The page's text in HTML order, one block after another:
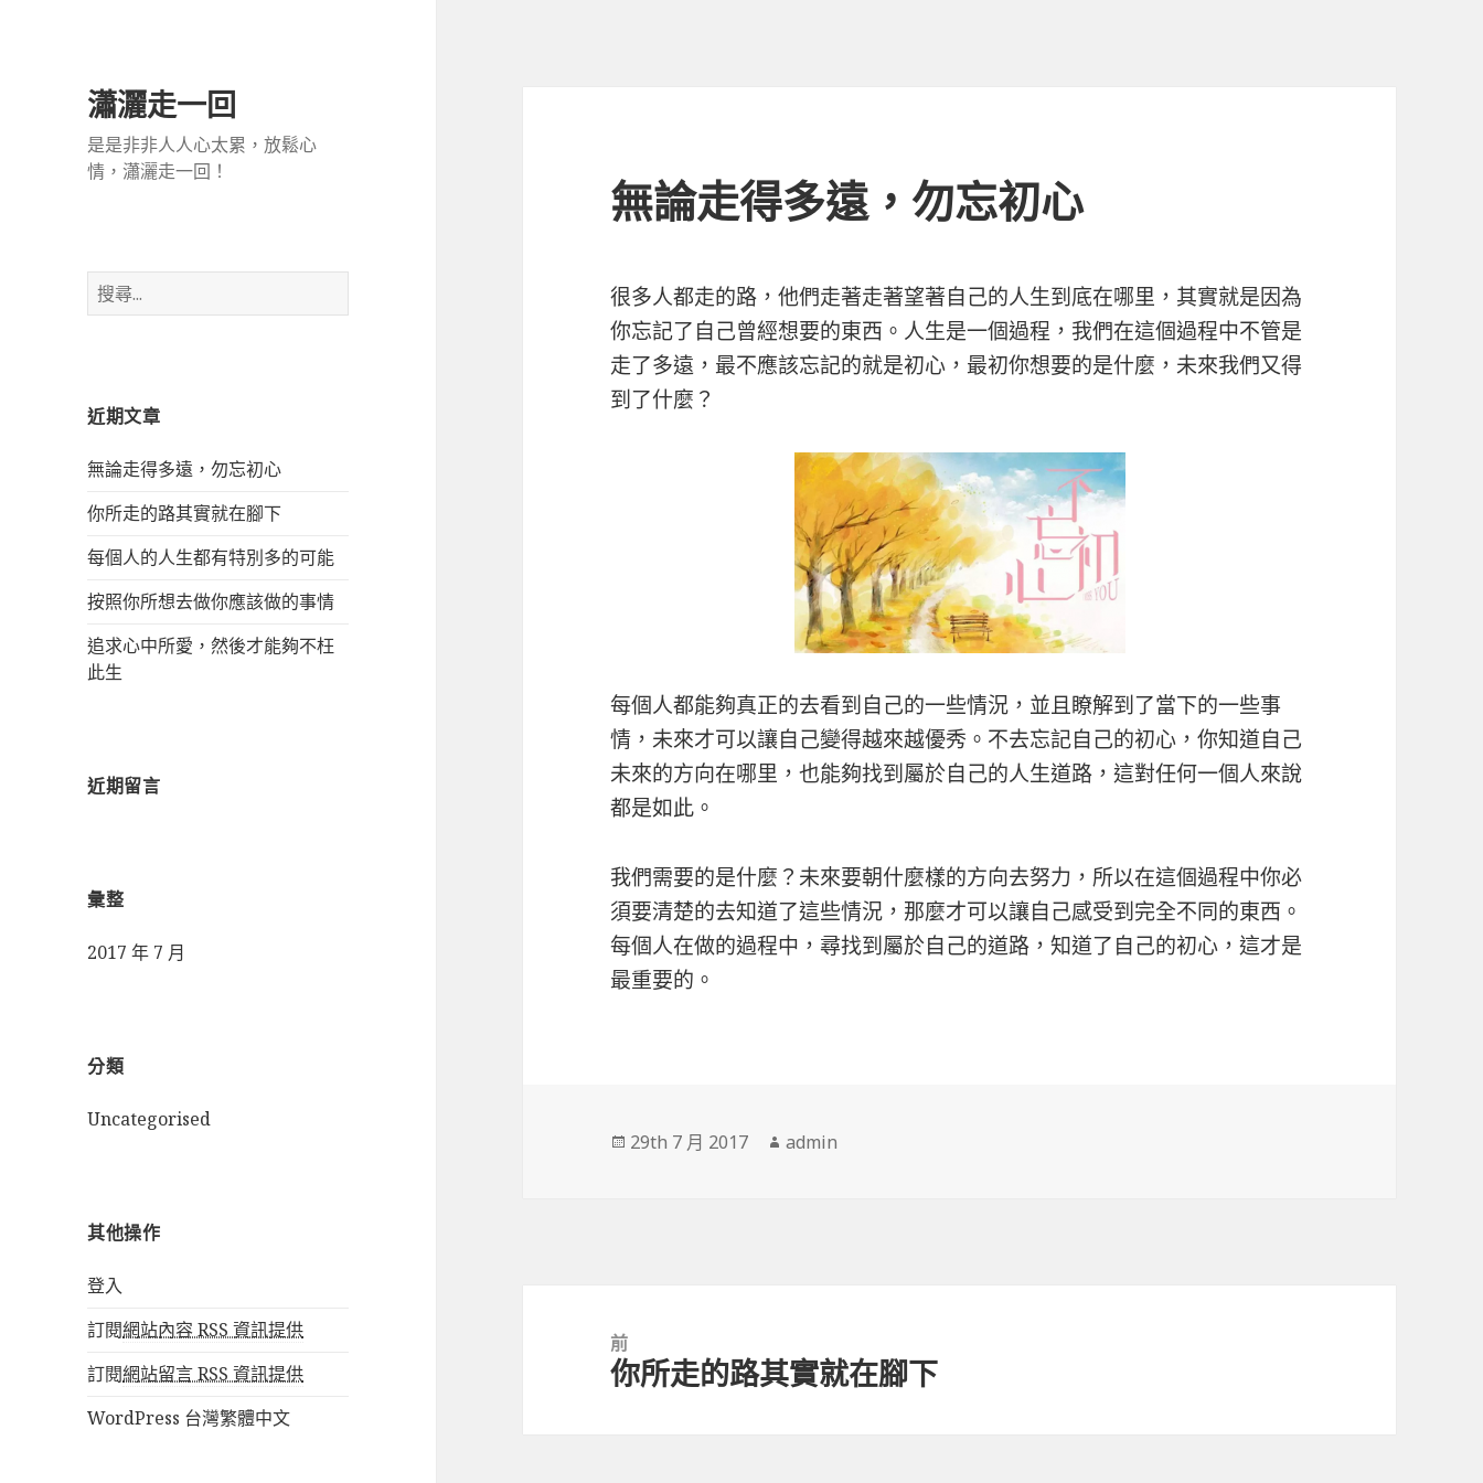
瀟灑走一回
是是非非人人心太累，放鬆心
情，瀟灑走一回！
搜
尋
:近期文章
無論走得多遠，勿忘初心
你所走的路其實就在腳下
每個人的人生都有特別多的可能
按照你所想去做你應該做的事情
追求心中所愛，然後才能夠不枉
此生
近期留言
彙整
2017 年 7 月
分類
Uncategorised
其他操作
登入
訂閱網站內容 RSS 資訊提供
訂閱網站留言 RSS 資訊提供
WordPress 台灣繁體中文
無論走得多遠，勿忘初心
很多人都走的路，他們走著走著望著自己的人生到底在哪里，其實就是因為
你忘記了自己曾經想要的東西。人生是一個過程，我們在這個過程中不管是
走了多遠，最不應該忘記的就是初心，最初你想要的是什麼，未來我們又得
到了什麼？
每個人都能夠真正的去看到自己的一些情況，並且瞭解到了當下的一些事
情，未來才可以讓自己變得越來越優秀。不去忘記自己的初心，你知道自己
未來的方向在哪里，也能夠找到屬於自己的人生道路，這對任何一個人來說
都是如此。
我們需要的是什麼？未來要朝什麼樣的方向去努力，所以在這個過程中你必
須要清楚的去知道了這些情況，那麼才可以讓自己感受到完全不同的東西。
每個人在做的過程中，尋找到屬於自己的道路，知道了自己的初心，這才是
最重要的。
發
29th 7 月 2017
作
admin
前
上
你所走的路其實就在腳下